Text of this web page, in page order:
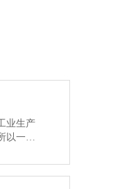
业生产
以一…